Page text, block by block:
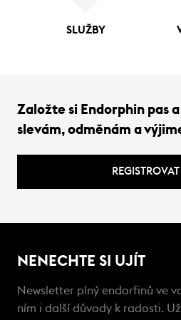
SLUŽBY
Založte si Endorphin pas
slevám, odměnám a
REGISTROVAT
NENECHTE SI UJÍT
Newsletter plný endorfinů ve
ním i další důvody k radosti.